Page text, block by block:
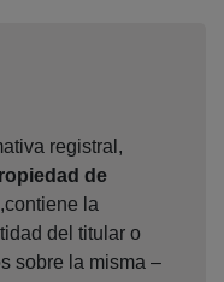
registral,
de
,contiene la
del titular o
sobre la misma –